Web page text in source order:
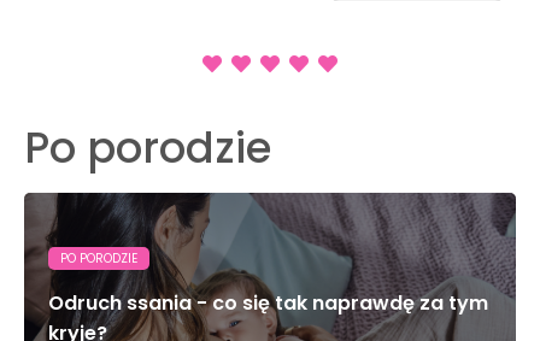
Po porodzie
PO PORODZIE
Odruch ssania - co się tak naprawdę za tym
kryje?